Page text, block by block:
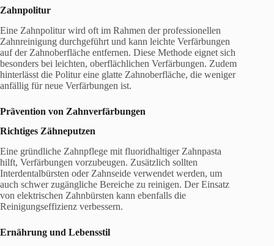
Zahnpolitur
Eine Zahnpolitur wird oft im Rahmen der professionellen
Zahnreinigung durchgeführt und kann leichte Verfärbungen
auf der Zahnoberfläche entfernen. Diese Methode eignet sich
besonders bei leichten, oberflächlichen Verfärbungen. Zudem
hinterlässt die Politur eine glatte Zahnoberfläche, die weniger
anfällig für neue Verfärbungen ist.
Prävention von Zahnverfärbungen
Richtiges Zähneputzen
Eine gründliche Zahnpflege mit fluoridhaltiger Zahnpasta
hilft, Verfärbungen vorzubeugen. Zusätzlich sollten
Interdentalbürsten oder Zahnseide verwendet werden, um
auch schwer zugängliche Bereiche zu reinigen. Der Einsatz
von elektrischen Zahnbürsten kann ebenfalls die
Reinigungseffizienz verbessern.
Ernährung und Lebensstil